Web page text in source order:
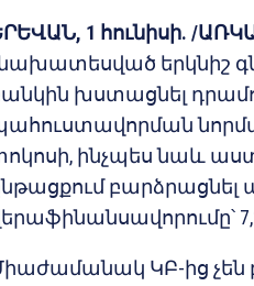
1 հունիսի. /
երկնիշ
խստացնել
ինչպես նաև
ԿԲ-ից